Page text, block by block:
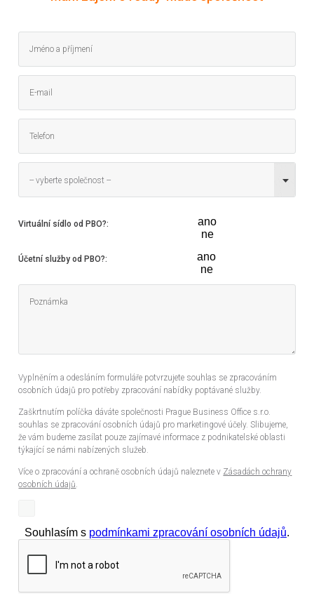
-- vyberte společnost --
Virtuální sídlo od PBO?:
ano
ne
Účetní služby od PBO?:
ano
ne
Vyplněním a odesláním formuláře potvrzujete souhlas se zpracováním
osobních údajů pro potřeby zpracování nabídky poptávané služby.
Zaškrtnutím políčka dáváte společnosti Prague Business Office s.r.o.
souhlas se zpracování osobních údajů pro marketingové účely. Slibujeme,
že vám budeme zasílat pouze zajímavé informace z podnikatelské oblasti
týkající se námi nabízených služeb.
Více o zpracování a ochraně osobních údajů naleznete v Zásadách ochrany
osobních údajů.
Souhlasím s podmínkami zpracování osobních údajů.